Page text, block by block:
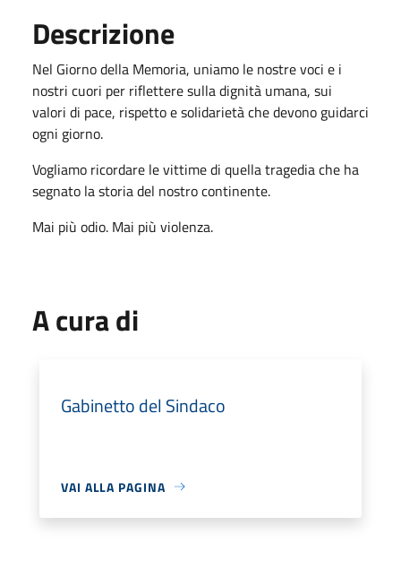
Descrizione
Nel Giorno della Memoria, uniamo le nostre voci e i
nostri cuori per riflettere sulla dignità umana, sui
valori di pace, rispetto e solidarietà che devono guidarci
ogni giorno.
Vogliamo ricordare le vittime di quella tragedia che ha
segnato la storia del nostro continente.
Mai più odio. Mai più violenza.
A cura di
Gabinetto del Sindaco
VAI ALLA PAGINA